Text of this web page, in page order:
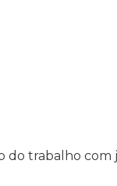
do trabalho com